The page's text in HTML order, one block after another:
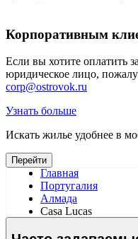
Корпоративным
Если вы хотите оплатить
юридическое лицо,
corp@ostrovok.ru
Узнать больше
Искать жилье удобнее в
Перейти
Главная
Португалия
Алмада
Casa Lucas